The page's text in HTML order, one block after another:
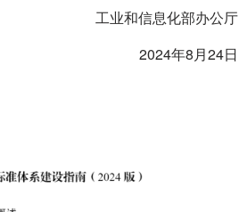
工业和信息化部办公厅
2024年8月24日